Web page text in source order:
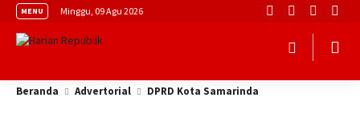
MENU Minggu, 09 Agu 2026
Beranda Advertorial DPRD Kota Samarinda